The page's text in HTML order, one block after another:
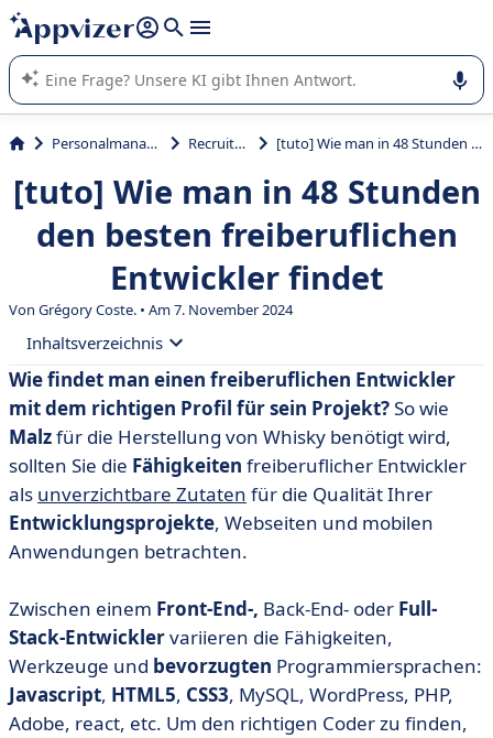
beantworten (mehrere Zeilen mit
Die KI von Appvizer führt Sie bei der Nutzung oder Auswahl
von SaaS-Software in Unternehmen.
Personalmanagement Recruitment [tuto] Wie man in 48 Stunden den besten freiberuflichen Entwickler findet
[tuto] Wie man in 48 Stunden
den besten freiberuflichen
Entwickler findet
Von Grégory Coste. • Am 7. November 2024
Inhaltsverzeichnis
• Wählen Sie das richtige Profil für die Aufgaben und
Projekte aus.
• Informationen, die Sie wissen sollten, wenn Sie einen
Auftrag an einen Entwicklungsdienstleister vergeben.
• 4 Schritte, um innerhalb von 48 Stunden einen
freiberuflichen Entwickler zu finden.
Wie findet man einen freiberuflichen Entwickler
mit dem richtigen Profil für sein Projekt?So wie
Malzfür die Herstellung von Whisky benötigt wird,
sollten Sie die Fähigkeiten freiberuflicher Entwickler
als unverzichtbare Zutaten für die Qualität Ihrer
Entwicklungsprojekte, Webseiten und mobilen
Anwendungen betrachten.
Zwischen einem Front-End-, Back-End- oder Full-
Stack-Entwicklervariieren die Fähigkeiten,
Werkzeuge und bevorzugten Programmiersprachen:
Javascript, HTML5, CSS3, MySQL, WordPress, PHP,
Adobe, react, etc. Um den richtigen Coder zu finden,